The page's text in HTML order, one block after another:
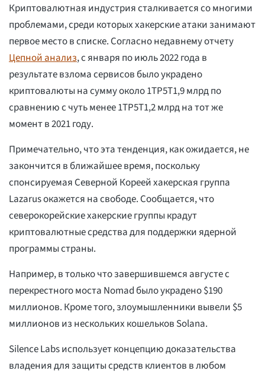
Криптовалютная индустрия сталкивается со многими
проблемами, среди которых хакерские атаки занимают
первое место в списке. Согласно недавнему отчету
Цепной анализ, с января по июль 2022 года в
результате взлома сервисов было украдено
криптовалюты на сумму около 1ТР5Т1,9 млрд по
сравнению с чуть менее 1ТР5Т1,2 млрд на тот же
момент в 2021 году.
Примечательно, что эта тенденция, как ожидается, не
закончится в ближайшее время, поскольку
спонсируемая Северной Кореей хакерская группа
Lazarus окажется на свободе. Сообщается, что
северокорейские хакерские группы крадут
криптовалютные средства для поддержки ядерной
программы страны.
Например, в только что завершившемся августе с
перекрестного моста Nomad было украдено $190
миллионов. Кроме того, злоумышленники вывели $5
миллионов из нескольких кошельков Solana.
Silence Labs использует концепцию доказательства
владения для защиты средств клиентов в любом